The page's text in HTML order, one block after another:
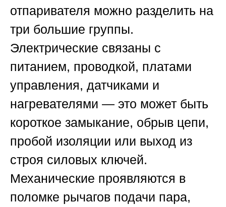
отпаривателя можно разделить на
три большие группы.
Электрические связаны с
питанием, проводкой, платами
управления, датчиками и
нагревателями — это может быть
короткое замыкание, обрыв цепи,
пробой изоляции или выход из
строя силовых ключей.
Механические проявляются в
поломке рычагов подачи пара,